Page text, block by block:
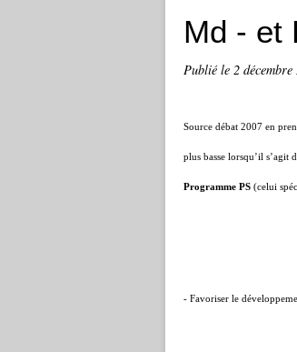
Md -
Publié le 2
Source débat 2007 en
plus basse lorsqu’il
Programme PS (celui
- Favoriser le